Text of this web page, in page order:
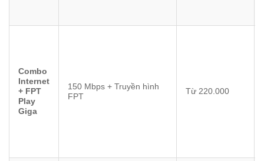
Combo
Internet
+ FPT
Play
Giga
150 Mbps + Truyền hình
FPT
Từ 220.000